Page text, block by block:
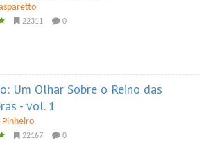
22311 0
Um Olhar Sobre o Reino das
- vol. 1
Pinheiro
22167 0